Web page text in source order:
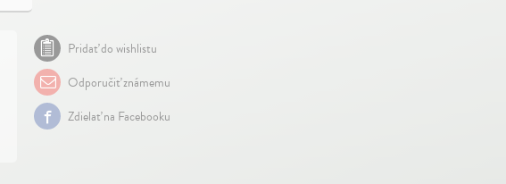
Pridať do wishlistu
Odporučiť známemu
Zdielať na Facebooku